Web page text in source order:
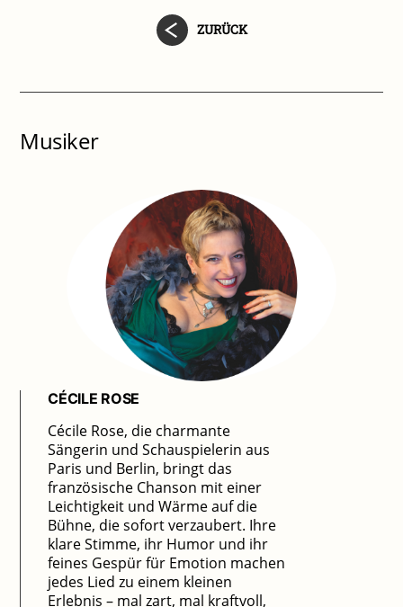
ZURÜCK
Musiker
CÉCILE ROSE
Cécile Rose, die charmante
Sängerin und Schauspielerin aus
Paris und Berlin, bringt das
französische Chanson mit einer
Leichtigkeit und Wärme auf die
Bühne, die sofort verzaubert. Ihre
klare Stimme, ihr Humor und ihr
feines Gespür für Emotion machen
jedes Lied zu einem kleinen
Erlebnis – mal zart, mal kraftvoll,